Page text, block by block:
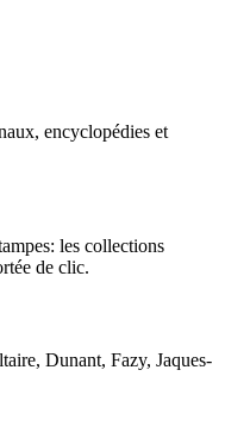
encyclopédies et
les collections
de clic.
Dunant, Fazy, Jaques-